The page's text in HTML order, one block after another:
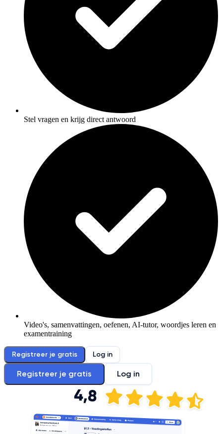
Stel vragen en krijg direct antwoord
Video's, samenvattingen, oefenen, AI-tutor, woordjes leren en
examentraining
Registreer je gratis Log in
Registreer je gratis Log in